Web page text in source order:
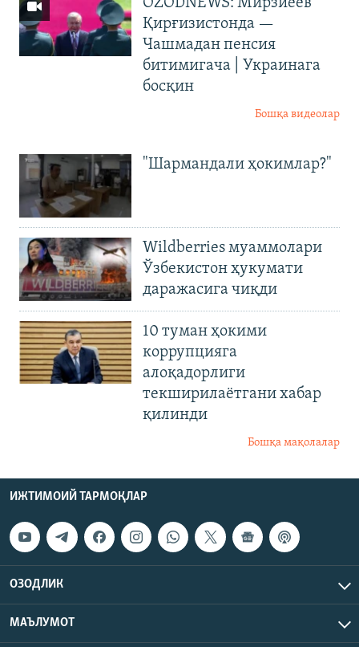
OZODNEWS: Мирзиёев
Қирғизистонда —
Чашмадан пенсия
битимигача | Украинага
босқин
Бошқа видеолар
"Шармандали ҳокимлар?"
Wildberries муаммолари
Ўзбекистон ҳукумати
даражасига чиқди
10 туман ҳокими
коррупцияга
алоқадорлиги
текширилаётгани хабар
қилинди
Бошқа мақолалар
ИЖТИМОИЙ ТАРМОҚЛАР
ОЗОДЛИК
МАЪЛУМОТ